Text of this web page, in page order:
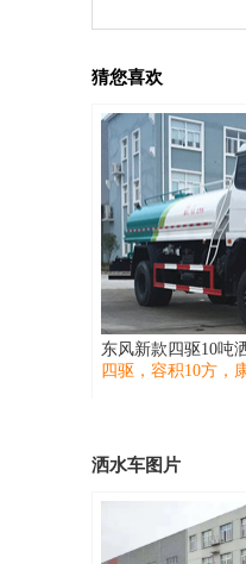
猜您喜欢
东风新款四驱10吨
四驱，容积10方，
洒水车图片